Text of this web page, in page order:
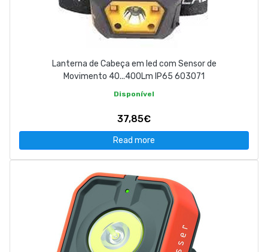
Lanterna de Cabeça em led com Sensor de
Movimento 40...400Lm IP65 603071
Disponível
37,85€
Read more